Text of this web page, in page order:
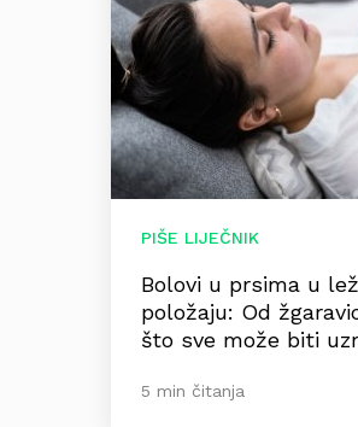
PIŠE LIJEČNIK
Bolovi u prsima u
položaju: Od
što sve može biti
5 min čitanja